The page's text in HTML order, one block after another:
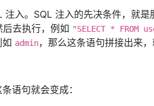
入。SQL 注入的先决条件，就
去执行，例如 "SELECT * FROM
admin，那么这条语句拼接出来，
语句就会变成：